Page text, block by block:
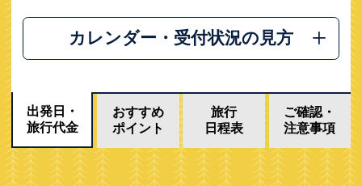
カレンダー・受付状況の見方
出発日・
旅行代金
おすすめ
ポイント
旅行
日程表
ご確認・
注意事項